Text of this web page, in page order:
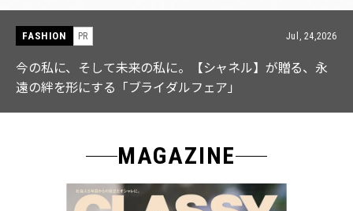
FASHION PR Jul, 15,2026
【ICB】人気インフルエンサーと共同制作! 週5で着たく
なる「名品ブラウス」２選
MAGAZINE